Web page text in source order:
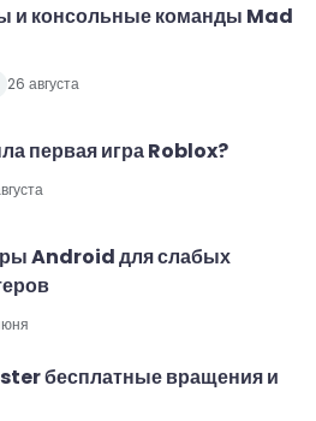
и консольные команды Mad
26 августа
первая игра Roblox?
Android для слабых
бесплатные вращения и